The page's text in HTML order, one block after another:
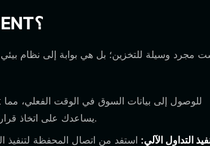
ما الذي يمكنك فعله باستخدام محفظة LUMIAGENT؟
يساعدك على اتخاذ قرارات مستنيرة بناءً على التحليل المعتمد على الذكاء الاصطناعي على السلسلة.
التداول الآلي: استفد من اتصال المحفظة لتنفيذ